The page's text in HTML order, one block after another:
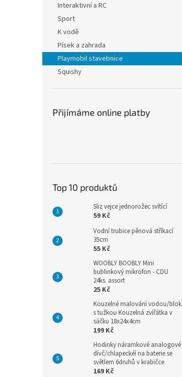
Interaktivní a RC
Sport
K vodě
Písek a zahrada
Playmobil stavebnice
Squishy
Přijímáme online platby
Top 10 produktů
Sliz vejce jednorožec svítící
59 Kč
Vodní trubice pěnová stříkací
35cm
55 Kč
WOOBLY BOOBLY Mini
bublinkový mikrofon - CDU
24ks. assort
25 Kč
Kouzelné malování vodou/blok
s tužkou Kouzelná zvířátka v
sáčku 18x24x4cm
199 Kč
Hodinky náramkové analogové
dívč/chlapeckéí na baterie se
světlem 6druhů v krabičce
169 Kč